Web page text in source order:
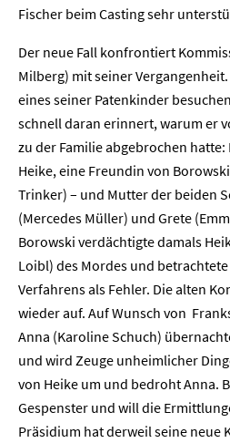
Fischer beim Casting sehr
Der neue Fall konfrontiert
Milberg) mit seiner
eines seiner Patenkinder
schnell daran erinnert, warum er
zu der Familie abgebrochen hatte:
Heike, eine Freundin von
Trinker) – und Mutter der beiden
(Mercedes Müller) und Grete
Borowski verdächtigte damals
Loibl) des Mordes und
Verfahrens als Fehler. Die alten
wieder auf. Auf Wunsch von
Anna (Karoline Schuch)
und wird Zeuge unheimlicher
von Heike um und bedroht Anna.
Gespenster und will die
Präsidium hat derweil seine neue
Home